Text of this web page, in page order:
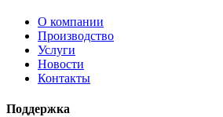
О компании
Производство
Услуги
Новости
Контакты
Поддержка